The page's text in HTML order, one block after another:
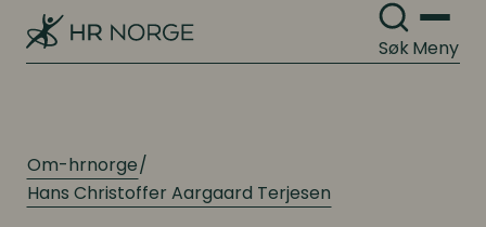
SøkMeny
Digitale løsninger i virksomheten
Om-hrnorge
Hans Christoffer Aargaard Terjesen